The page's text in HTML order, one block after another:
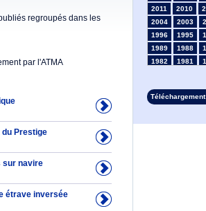
regroupés dans les
par l'ATMA
Prestige
sur navire
étrave inversée
2011
2010
2004
2003
1996
1995
1989
1988
1982
1981
1961
1960